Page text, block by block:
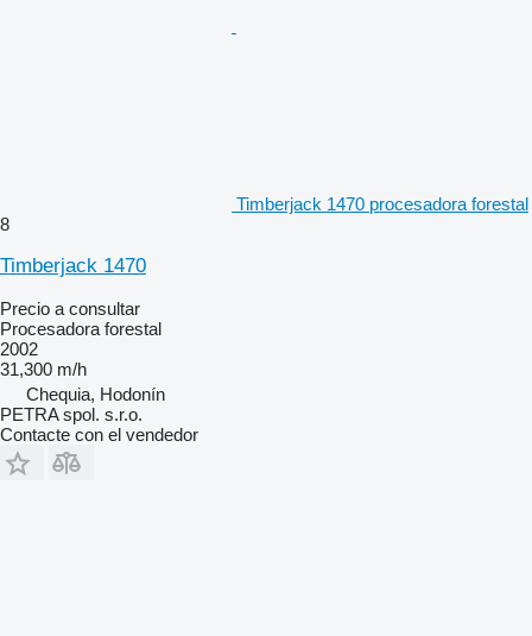
Timberjack 1470 procesadora forestal
8
Timberjack 1470
Precio a consultar
Procesadora forestal
2002
31,300 m/h
Chequia, Hodonín
PETRA spol. s.r.o.
Contacte con el vendedor